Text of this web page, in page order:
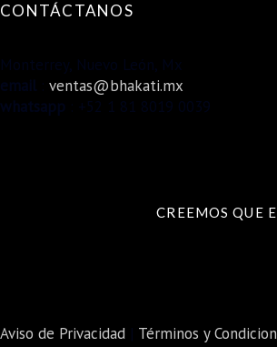
CONTÁCTANOS
Monterrey, Nuevo León, Mx
email
ventas@bhakati.mx
whatsapp : +52 1 81 8019 0039
CREEMOS QUE
Aviso de Privacidad | Términos y